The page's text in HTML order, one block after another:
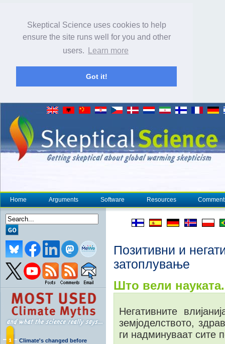
Skeptical Science uses cookies to help
ensure the site runs well for you and other
users.
Learn more
Got it!
Home Arguments Software Resources
Climate's changed before
Позитивни и
затоплување
Што вели
Негативните
земјоделството,
ги надминуваат сите